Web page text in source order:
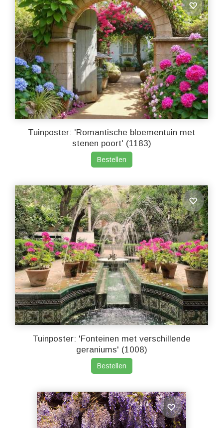
Tuinposter: 'Romantische bloementuin met
stenen poort' (1183)
Bestellen
Tuinposter: 'Fonteinen met verschillende
geraniums' (1008)
Bestellen